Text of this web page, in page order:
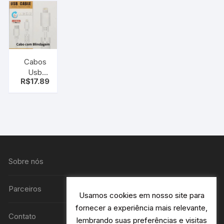
Max – ios
ip para p2
Cabos
Usb
Resistente
blindagem
R$17.89
Sobre nós
Parceiros
Contato
Usamos cookies em nosso site para
fornecer a experiência mais relevante,
lembrando suas preferências e visitas